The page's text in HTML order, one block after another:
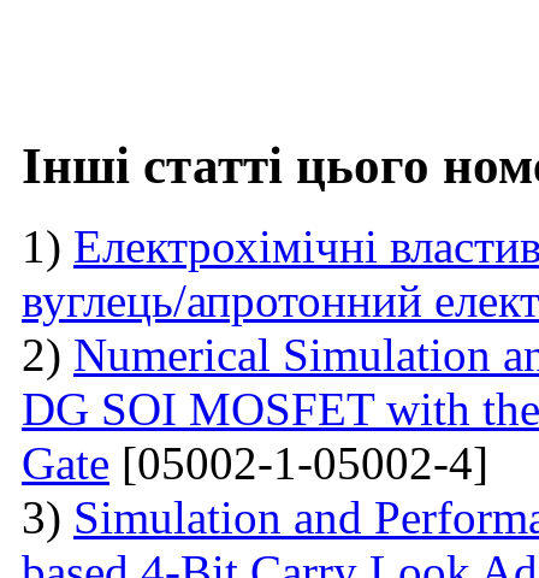
Інші статті цього
1) Електрохімічні
вуглець/апротонний
2) Numerical Simulation
DG SOI MOSFET with
Gate [05002-1-05002-4]
3) Simulation and